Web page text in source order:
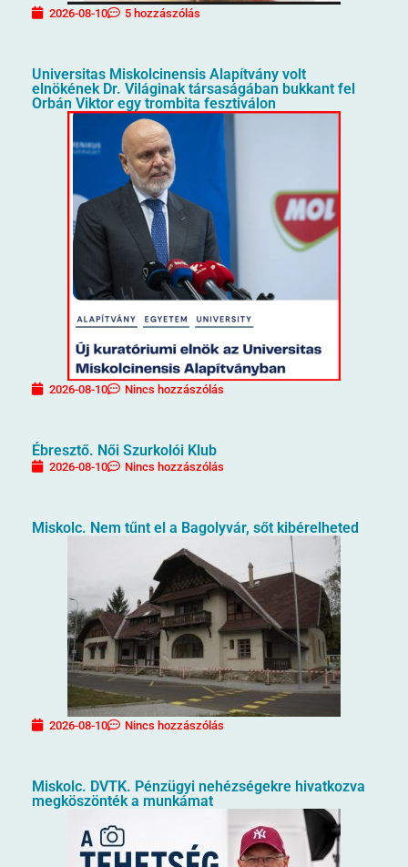
2026-08-10 5 hozzászólás
Universitas Miskolcinensis Alapítvány volt
elnökének Dr. Világinak társaságában bukkant fel
Orbán Viktor egy trombita fesztiválon
2026-08-10 Nincs hozzászólás
Ébresztő. Női Szurkolói Klub
2026-08-10 Nincs hozzászólás
Miskolc. Nem tűnt el a Bagolyvár, sőt kibérelheted
2026-08-10 Nincs hozzászólás
Miskolc. DVTK. Pénzügyi nehézségekre hivatkozva
megköszönték a munkámat